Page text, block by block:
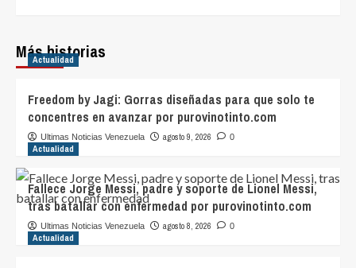
Más historias
Actualidad
Freedom by Jagi: Gorras diseñadas para que solo te
concentres en avanzar por purovinotinto.com
Ultimas Noticias Venezuela agosto 9, 2026 0
Actualidad
Fallece Jorge Messi, padre y soporte de Lionel Messi,
tras batallar con enfermedad por purovinotinto.com
Ultimas Noticias Venezuela agosto 8, 2026 0
Actualidad